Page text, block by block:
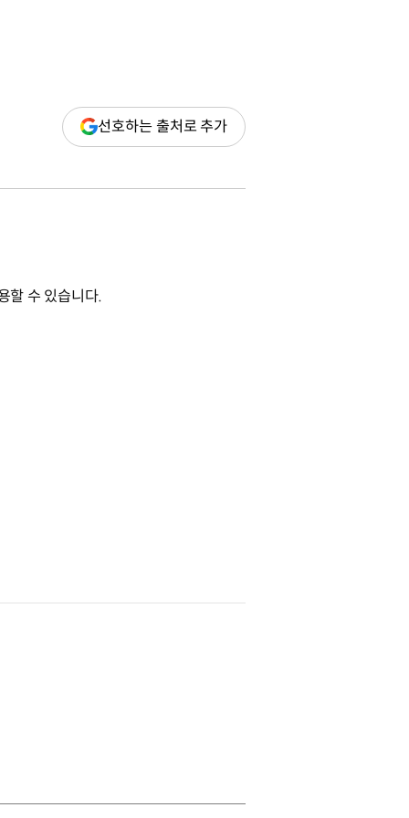
선호하는 출처로 추가(새
창
할 수 있습니다.